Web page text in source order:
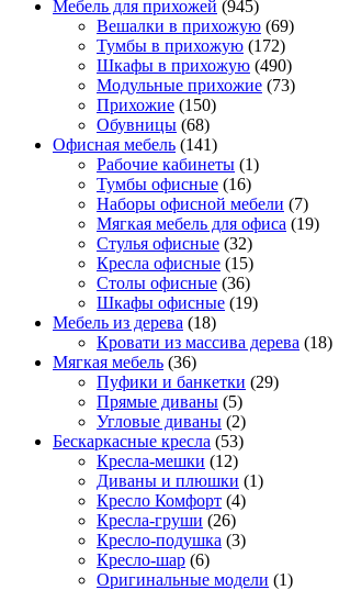
Мебель для прихожей (945)
Вешалки в прихожую (69)
Тумбы в прихожую (172)
Шкафы в прихожую (490)
Модульные прихожие (73)
Прихожие (150)
Обувницы (68)
Офисная мебель (141)
Рабочие кабинеты (1)
Тумбы офисные (16)
Наборы офисной мебели (7)
Мягкая мебель для офиса (19)
Стулья офисные (32)
Кресла офисные (15)
Столы офисные (36)
Шкафы офисные (19)
Мебель из дерева (18)
Кровати из массива дерева (18)
Мягкая мебель (36)
Пуфики и банкетки (29)
Прямые диваны (5)
Угловые диваны (2)
Бескаркасные кресла (53)
Кресла-мешки (12)
Диваны и плюшки (1)
Кресло Комфорт (4)
Кресла-груши (26)
Кресло-подушка (3)
Кресло-шар (6)
Оригинальные модели (1)